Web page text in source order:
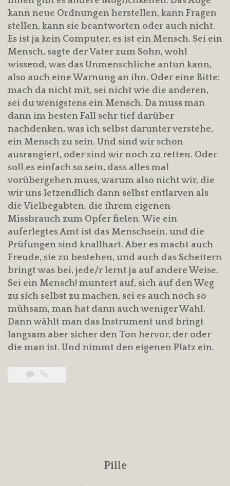
kann neue Ordnungen herstellen, kann Fragen
stellen, kann sie beantworten oder auch nicht.
Es ist ja kein Computer, es ist ein Mensch. Sei ein
Mensch, sagte der Vater zum Sohn, wohl
wissend, was das Unmenschliche antun kann,
also auch eine Warnung an ihn. Oder eine Bitte:
mach da nicht mit, sei nicht wie die anderen,
sei du wenigstens ein Mensch. Da muss man
dann im besten Fall sehr tief darüber
nachdenken, was ich selbst darunter verstehe,
ein Mensch zu sein. Und sind wir schon
ausrangiert, oder sind wir noch zu retten. Oder
soll es einfach so sein, dass alles mal
vorübergehen muss, warum also nicht wir, die
wir uns letzendlich dann selbst entlarven als
die Vielbegabten, die ihrem eigenen
Missbrauch zum Opfer fielen. Wie ein
auferlegtes Amt ist das Menschsein, und die
Prüfungen sind knallhart. Aber es macht auch
Freude, sie zu bestehen, und auch das Scheitern
bringt was bei, jede/r lernt ja auf andere Weise.
Sei ein Mensch! muntert auf, sich auf den Weg
zu sich selbst zu machen, sei es auch noch so
mühsam, man hat dann auch weniger Wahl.
Dann wählt man das Instrument und bringt
langsam aber sicher den Ton hervor, der oder
die man ist. Und nimmt den eigenen Platz ein.
Pille